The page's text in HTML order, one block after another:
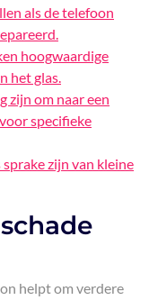
als de telefoon
hoogwaardige
het glas.
zijn om naar een
specifieke
zijn van kleine
helpt om verdere